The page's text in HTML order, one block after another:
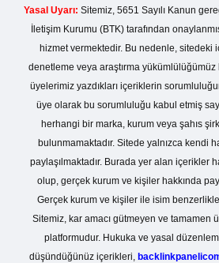
Yasal Uyarı: Sitemiz, 5651 Sayılı Kanun
İletişim Kurumu (BTK) tarafından
hizmet vermektedir. Bu nedenle, sitedeki
denetleme veya araştırma yükümlülüğümüz
üyelerimiz yazdıkları içeriklerin
üye olarak bu sorumluluğu kabul etmiş
herhangi bir marka, kurum veya şahıs
bulunmamaktadır. Sitede yalnızca kendi
paylaşılmaktadır. Burada yer alan içerikler
olup, gerçek kurum ve kişiler hakkında
Gerçek kurum ve kişiler ile isim
Sitemiz, kar amacı gütmeyen ve tamamen
platformudur. Hukuka ve yasal
düşündüğünüz içerikleri,